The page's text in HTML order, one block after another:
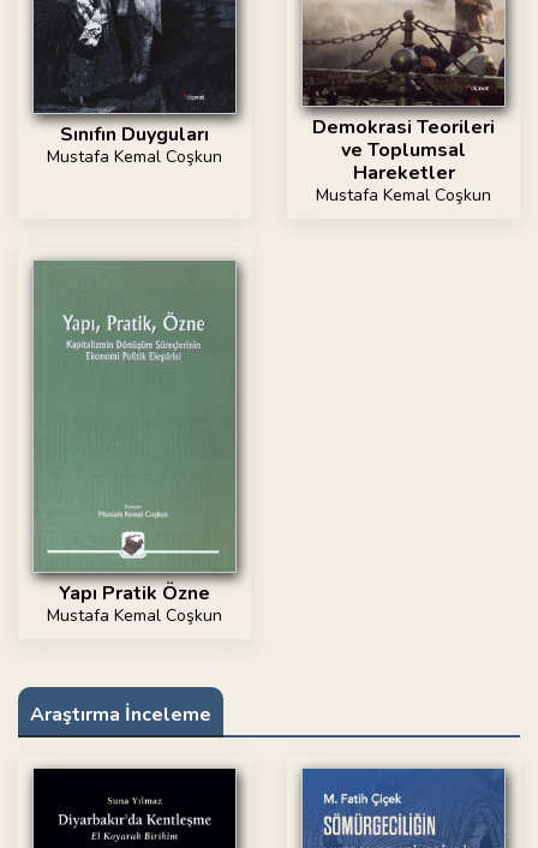
Sınıfın Duyguları
Mustafa Kemal Coşkun
Demokrasi Teorileri
ve Toplumsal
Hareketler
Mustafa Kemal Coşkun
Yapı Pratik Özne
Mustafa Kemal Coşkun
Araştırma İnceleme